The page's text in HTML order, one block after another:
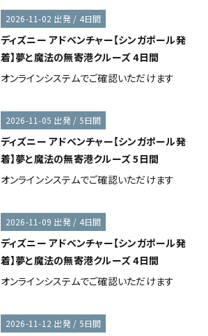
2026-11-02 出発 / 4日間
ディズニー アドベンチャー【シンガポール発
着】夢と魔法の無寄港クルーズ 4日間
オンラインシステムでご確認いただけます
2026-11-05 出発 / 5日間
ディズニー アドベンチャー【シンガポール発
着】夢と魔法の無寄港クルーズ 5日間
オンラインシステムでご確認いただけます
2026-11-09 出発 / 4日間
ディズニー アドベンチャー【シンガポール発
着】夢と魔法の無寄港クルーズ 4日間
オンラインシステムでご確認いただけます
2026-11-12 出発 / 5日間